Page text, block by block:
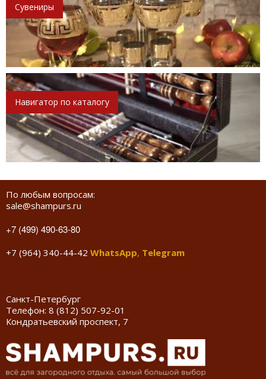
Сувениры
Навигатор по каталогу
По любым вопросам:
sale@shampurs.ru
+7 (499) 490-63-80
+7 (964) 340-44-42 WhatsApp, Telegram
Санкт-Петербург
Телефон: 8 (812) 507-92-01
Кондратьевский проспект, 7